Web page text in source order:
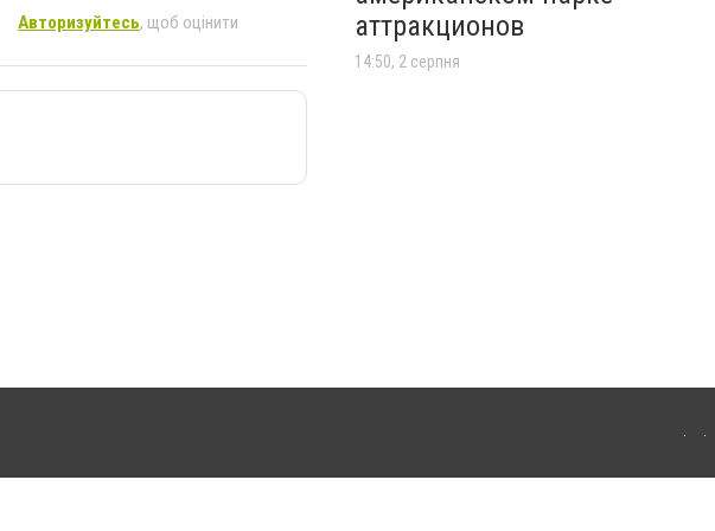
Авторизуйтесь, щоб оцінити
аттракционов
14:50, 2 серпня